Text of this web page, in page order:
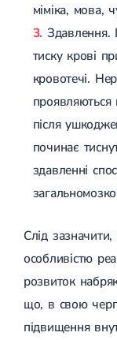
Асептичний некроз
Асептичний некроз
Блокування
Епікондиліт
Нестабільність
міміка, мова,
Здавлення.
тиску крові
кровотечі.
проявляються
після
починає
здавленні
Слід
особливістю
розвиток
що, в свою
підвищення